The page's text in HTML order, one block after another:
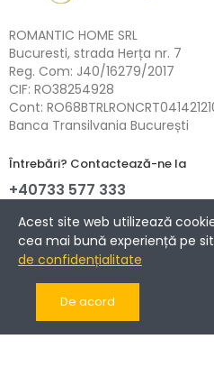
ROMANTIC HOME SRL
Bucuresti, strada Herța nr. 7
Reg. Com: J40/16279/2017
CIF: RO38254928
Cont:
Banca Transilvania București
Întrebări? Contactează-ne la
+40733 577 333
NETOPIA Payments - 3D-Secure.
Companie
Acest site web utilizează
cea mai bună experiență pe
de confidențialitate
De acord